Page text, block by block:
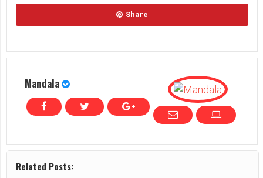
Share
Mandala
Related Posts: